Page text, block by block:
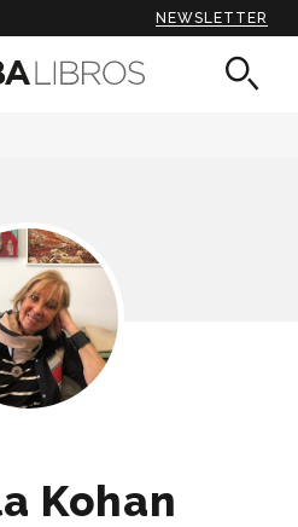
NEWSLETTER
Kohan